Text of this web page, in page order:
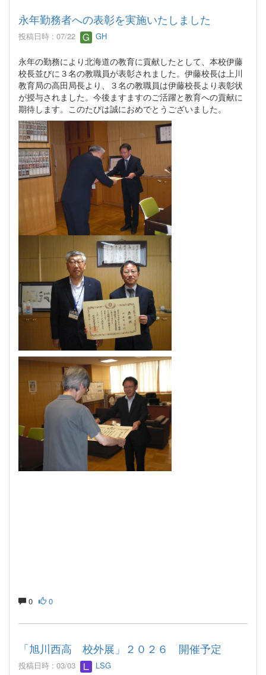
永年勤務者への表彰を実施いたしました
投稿日時 : 07/22 GH
永年の勤務により北海道の教育に貢献したとして、本校伊藤
校長並びに３名の教職員が表彰されました。伊藤校長は上川
教育局の高田局長より、３名の教職員は伊藤校長より表彰状
が授与されました。今後ますますのご活躍と教育への貢献に
期待します。このたびは誠におめでとうございました。
0 0
「旭川西高 校外展」２０２６ 開催予定
投稿日時 : 03/03 LSG